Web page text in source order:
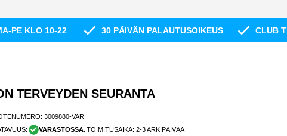
PE KLO 10-22 30 PÄIVÄN PALAUTUSOIKEUS CLUB
TERVEYDEN SEURANTA
3009880-VAR
VARASTOSSA.TOIMITUSAIKA: 2-3 ARKIPÄIVÄÄ